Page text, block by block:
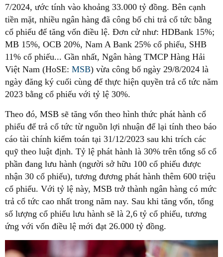
7/2024, ước tính vào khoảng 33.000 tỷ đồng. Bên cạnh
tiền mặt, nhiều ngân hàng đã công bố chi trả cổ tức bằng
cổ phiếu để tăng vốn điều lệ. Đơn cử như: HDBank 15%;
MB 15%, OCB 20%, Nam A Bank 25% cổ phiếu, SHB
11% cổ phiếu... Gần nhất, Ngân hàng TMCP Hàng Hải
Việt Nam (HoSE: MSB) vừa công bố ngày 29/8/2024 là
ngày đăng ký cuối cùng để thực hiện quyền trả cổ tức năm
2023 bằng cổ phiếu với tỷ lệ 30%.
Theo đó, MSB sẽ tăng vốn theo hình thức phát hành cổ
phiếu để trả cổ tức từ nguồn lợi nhuận để lại tính theo báo
cáo tài chính kiểm toán tại 31/12/2023 sau khi trích các
quỹ theo luật định. Tỷ lệ phát hành là 30% trên tổng số cổ
phần đang lưu hành (người sở hữu 100 cổ phiếu được
nhận 30 cổ phiếu), tương đương phát hành thêm 600 triệu
cổ phiếu. Với tỷ lệ này, MSB trở thành ngân hàng có mức
trả cổ tức cao nhất trong năm nay. Sau khi tăng vốn, tổng
số lượng cổ phiếu lưu hành sẽ là 2,6 tỷ cổ phiếu, tương
ứng với vốn điều lệ mới đạt 26.000 tỷ đồng.